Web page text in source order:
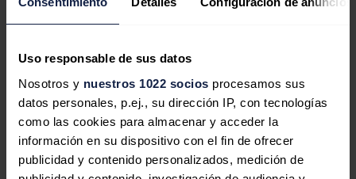
Uso responsable de sus datos
Nosotros y nuestros 1022 socios procesamos sus
datos personales, p.ej., su dirección IP, con tecnologías
como las cookies para almacenar y acceder la
información en su dispositivo con el fin de ofrecer
publicidad y contenido personalizados, medición de
Vox defiende en el Parlamento frenar
la expansión "descontrolada" de
renovables en tierras de cultivo